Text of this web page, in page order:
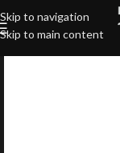
Skip to navigation
Skip to main content